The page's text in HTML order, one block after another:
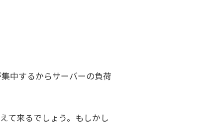
中するからサーバーの負荷
て来るでしょう。もしかし